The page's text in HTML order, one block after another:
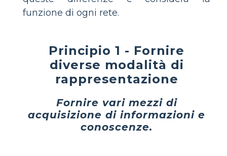
funzione di ogni rete.
Principio 1 - Fornire
diverse modalità di
rappresentazione
Fornire vari mezzi di
acquisizione di informazioni e
conoscenze.